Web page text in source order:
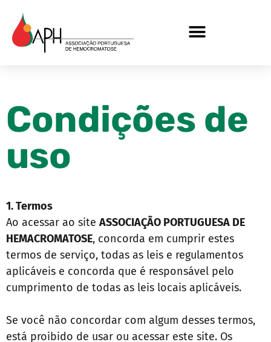
Condições de
uso
1. Termos
Ao acessar ao site ASSOCIAÇÃO PORTUGUESA DE
HEMACROMATOSE, concorda em cumprir estes
termos de serviço, todas as leis e regulamentos
aplicáveis e concorda que é responsável pelo
cumprimento de todas as leis locais aplicáveis.
Se você não concordar com algum desses termos,
está proibido de usar ou acessar este site. Os